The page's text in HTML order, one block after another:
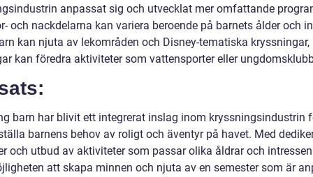
anpassat sig och utvecklat mer omfattande
och nackdelarna kan variera beroende på barnets ålder och
kan njuta av lekområden och Disney-tematiska kryssningar,
kan föredra aktiviteter som vattensporter eller
barn har blivit ett integrerat inslag inom kryssningsindustrin
barnens behov av roligt och äventyr på havet. Med
och utbud av aktiviteter som passar olika åldrar och
att skapa minnen och njuta av en semester som är